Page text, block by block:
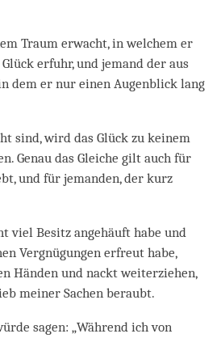
Traum erwacht, in welchem er
erfuhr, und jemand der aus
dem er nur einen Augenblick lang
sind, wird das Glück zu keinem
Genau das Gleiche gilt auch für
und für jemanden, der kurz
viel Besitz angehäuft habe und
Vergnügungen erfreut habe,
Händen und nackt weiterziehen,
meiner Sachen beraubt.
sagen: „Während ich von